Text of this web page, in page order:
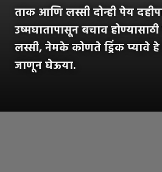
ताक आणि लस्सी दोन्ही पेय
उष्मघातापासून बचाव
लस्सी, नेमके कोणते ड्रिंक प्यावे हे
जाणून घेऊया.